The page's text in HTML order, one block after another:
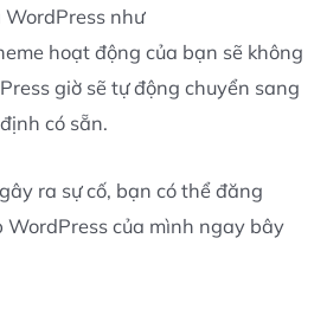
như
hoạt động của bạn sẽ không
giờ sẽ tự động chuyển sang
có sẵn.
ra sự cố, bạn có thể đăng
của mình ngay bây